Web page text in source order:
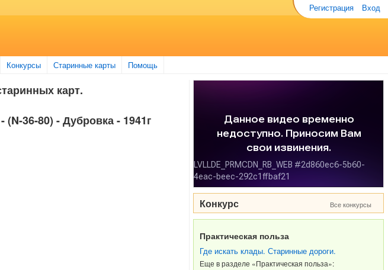
Регистрация Вход
Конкурсы Старинные карты Помощь
карт.
36-80) - Дубровка - 1941г
Конкурс Все конкурсы
Практическая польза
Где искать клады. Старинные дороги.
Еще в разделе «Практическая польза»: